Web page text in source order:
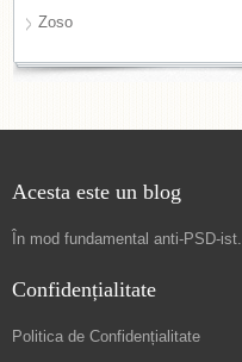
Zoso
Acesta este un blog
În mod fundamental anti-PSD-ist.
Confidențialitate
Politica de Confidențialitate